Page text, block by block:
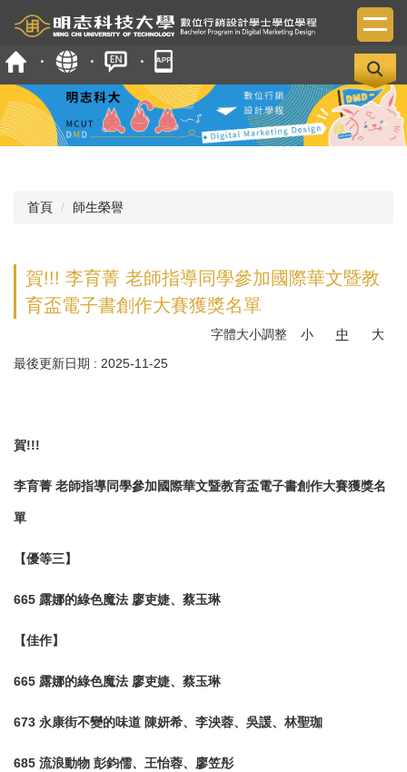
到
主
要
內
容
區
首頁 師生榮譽
賀!!! 李育菁 老師指導同學參加國際華文暨教
育盃電子書創作大賽獲獎名單
字體大小調整 小 中
大
最後更新日期 : 2025-11-25
賀!!!
李育菁 老師指導同學參加國際華文暨教育盃電子書創作大賽獲獎名
單
【優等三】
665 露娜的綠色魔法 廖吏婕、蔡玉琳
【佳作】
665 露娜的綠色魔法 廖吏婕、蔡玉琳
673 永康街不變的味道 陳妍希、李泱蓉、吳諼、林聖珈
685 流浪動物 彭鈞儒、王怡蓉、廖笠彤